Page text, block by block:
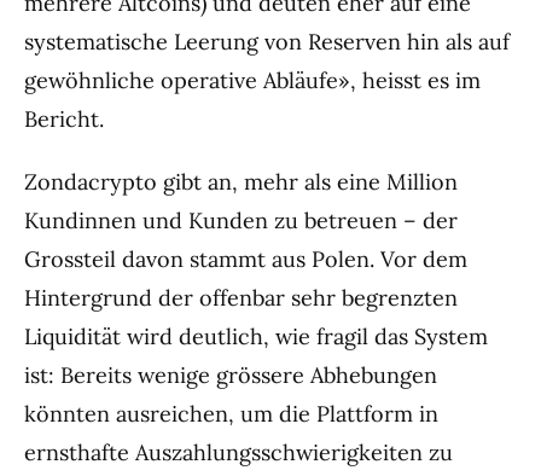
systematische Leerung von Reserven hin als auf
gewöhnliche operative Abläufe», heisst es im
Bericht.
Zondacrypto gibt an, mehr als eine Million
Kundinnen und Kunden zu betreuen – der
Grossteil davon stammt aus Polen. Vor dem
Hintergrund der offenbar sehr begrenzten
Liquidität wird deutlich, wie fragil das System
ist: Bereits wenige grössere Abhebungen
könnten ausreichen, um die Plattform in
ernsthafte Auszahlungsschwierigkeiten zu